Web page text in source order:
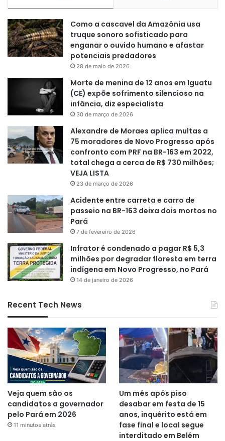
Como a cascavel da Amazônia usa
truque sonoro sofisticado para
enganar o ouvido humano e afastar
potenciais predadores
28 de maio de 2026
Morte de menina de 12 anos em Iguatu
(CE) expõe sofrimento silencioso na
infância, diz especialista
30 de março de 2026
Alexandre de Moraes aplica multas a
75 moradores de Novo Progresso após
confronto com PRF na BR-163 em 2022,
total chega a cerca de R$ 730 milhões;
VEJA LISTA
23 de março de 2026
Acidente entre carreta e carro de
passeio na BR-163 deixa dois mortos no
Pará
7 de fevereiro de 2026
Infrator é condenado a pagar R$ 5,3
milhões por degradar floresta em terra
indígena em Novo Progresso, no Pará
14 de janeiro de 2026
Recent Tech News
Veja quem são os
candidatos a governador
pelo Pará em 2026
11 minutos atrás
Um mês após piso
desabar em festa de 15
anos, inquérito está em
fase final e local segue
interditado em Belém